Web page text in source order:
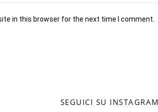
in this browser for the next time I comment.
SEGUICI SU INSTAGRAM